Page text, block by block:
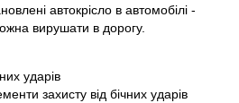
автокрісло в автомобілі -
вирушати в дорогу.
ударів
захисту від бічних ударів